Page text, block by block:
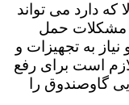
که دارد می تواند
مشکلات حمل
به تجهیزات و
است برای رفع
گاوصندوق را